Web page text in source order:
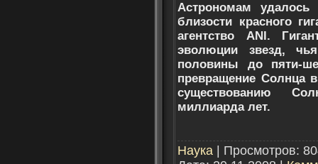
Астрономам удалось
близости красного
агентство ANI.
эволюции звезд,
половины до пяти-
превращение Солнца
существованию
миллиарда лет.
Наука | Просмотров: